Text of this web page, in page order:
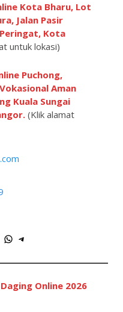
Kota Bharu, Lot
Jalan Pasir
Kota
untuk lokasi)
Puchong,
Aman
Kuala Sungai
(Klik alamat
WhatsApp
Telegram
Online 2026